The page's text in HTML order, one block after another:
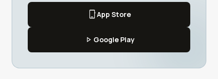
phone_iphoneApp Store
play_arrow Google Play